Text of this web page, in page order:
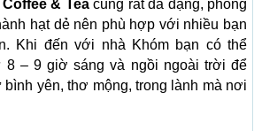
& Teacũng rất đa dạng, phong
hạt dẻ nên phù hợp với nhiều bạn
Khi đến với nhà Khóm bạn có thể
8 – 9 giờ sáng và ngồi ngoài trời để
yên, thơ mộng, trong lành mà nơi